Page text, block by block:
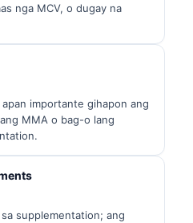
nga MCV, o dugay na
apan importante gihapon ang
MMA o bag-o lang
supplementation; ang